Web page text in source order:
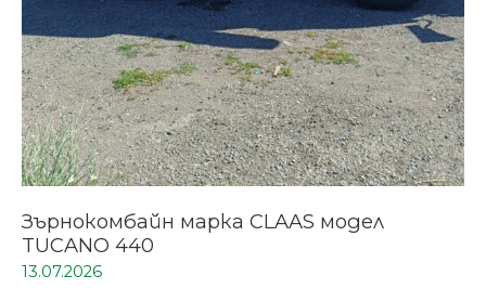
Зърнокомбайн марка CLAAS модел
TUCANO 440
13.07.2026